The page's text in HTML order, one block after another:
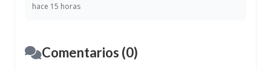
hace 15 horas
Comentarios (0)